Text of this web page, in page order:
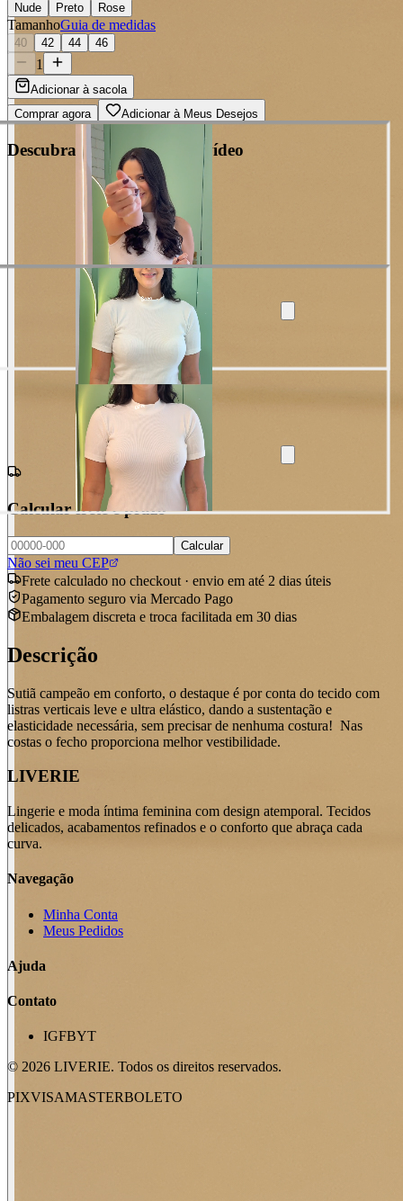
Nude Preto Rose
TamanhoGuia de medidas
40 42 44 46
1
Adicionar à sacola
Comprar agora
Adicionar à Meus Desejos
Descubra cada detalhe em vídeo
Calcular frete e prazo
Calcular
Não sei meu CEP
Frete calculado no checkout · envio em até 2 dias úteis
Pagamento seguro via Mercado Pago
Embalagem discreta e troca facilitada em 30 dias
Descrição
Sutiã campeão em conforto, o destaque é por conta do tecido com
listras verticais leve e ultra elástico, dando a sustentação e
elasticidade necessária, sem precisar de nenhuma costura! Nas
costas o fecho proporciona melhor vestibilidade.
LIVERIE
Lingerie e moda íntima feminina com design atemporal. Tecidos
delicados, acabamentos refinados e o conforto que abraça cada
curva.
Navegação
Minha Conta
Meus Pedidos
Ajuda
Contato
IGFBYT
© 2026 LIVERIE. Todos os direitos reservados.
PIXVISAMASTERBOLETO